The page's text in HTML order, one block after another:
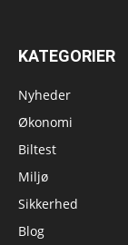
KATEGORIER
Nyheder
Økonomi
Biltest
Miljø
Sikkerhed
Blog